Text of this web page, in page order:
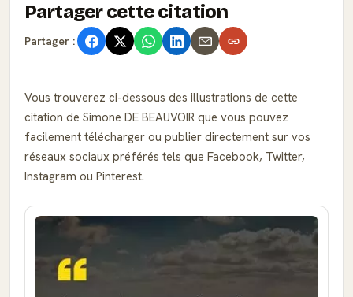
Partager cette citation
Partager :
Vous trouverez ci-dessous des illustrations de cette
citation de Simone DE BEAUVOIR que vous pouvez
facilement télécharger ou publier directement sur vos
réseaux sociaux préférés tels que Facebook, Twitter,
Instagram ou Pinterest.